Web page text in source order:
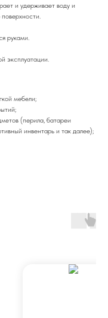
и удерживает воду и
руками.
эксплуатации.
мебели;
(перила, батареи
инвентарь и так далее);